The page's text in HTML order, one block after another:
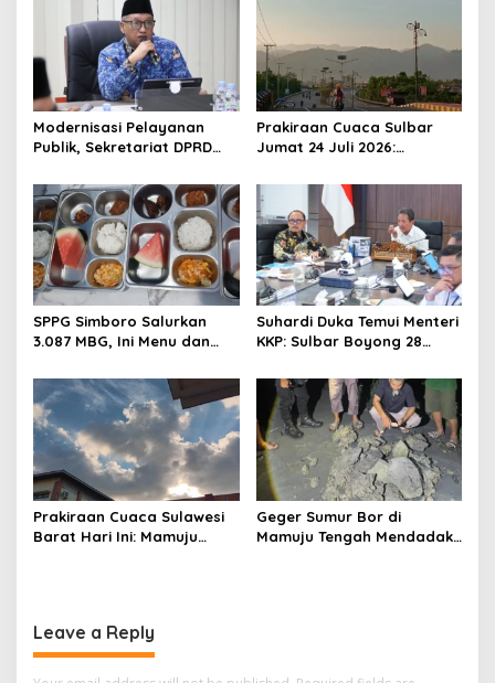
g
a
t
i
o
n
Modernisasi Pelayanan
Publik, Sekretariat DPRD
Luncurkan Aplikasi SIPAKDE
Prakiraan Cuaca Sulbar
Jumat 24 Juli 2026:
Daerah Pesisir Cerah
SPPG Simboro Salurkan
3.087 MBG, Ini Menu dan
Suhardi Duka Temui Menteri
KKP: Sulbar Boyong 28
Kapal 30 GT
Prakiraan Cuaca Sulawesi
Barat Hari Ini: Mamuju
Geger Sumur Bor di
Mamuju Tengah Mendadak
Leave a Reply